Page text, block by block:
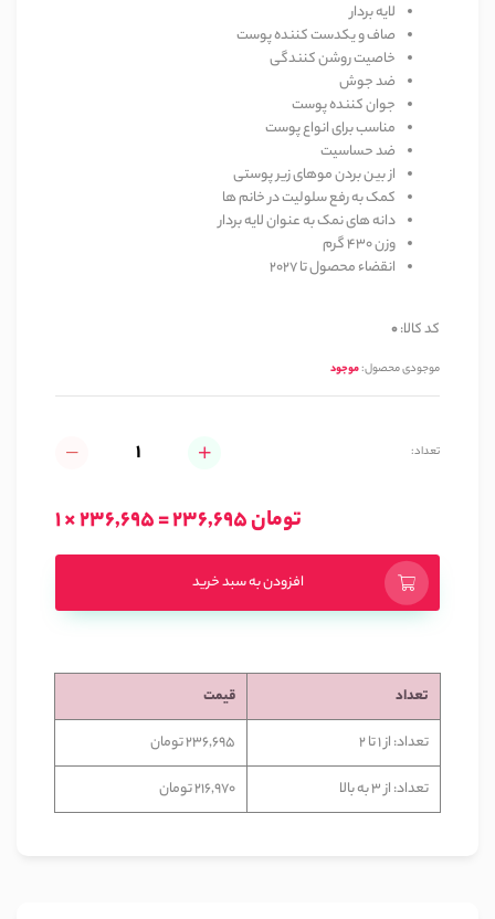
لایه بردار
صاف و یکدست کننده پوست
خاصیت روشن کنندگی
ضد جوش
جوان کننده پوست
مناسب برای انواع پوست
ضد حساسیت
از بین بردن موهای زیر پوستی
کمک به رفع سلولیت در خانم ها
دانه های نمک به عنوان لایه بردار
وزن 430 گرم
انقضاء محصول تا 2027
کد کالا:0
موجودی محصول:موجود
تعداد:
1 × 236,695 = 236,695 تومان
افزودن به سبد خرید
تعداد
قیمت
تعداد: از 1 تا 2
236,695 تومان
تعداد: از 3 به بالا
216,970 تومان